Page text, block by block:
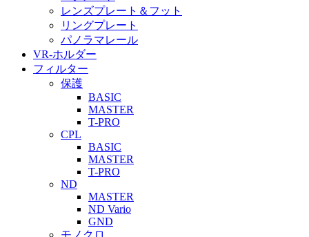
レンズプレート＆フット
リングプレート
パノラマレール
VR-ホルダー
フィルター
保護
BASIC
MASTER
T-PRO
CPL
BASIC
MASTER
T-PRO
ND
MASTER
ND Vario
GND
モノクロ